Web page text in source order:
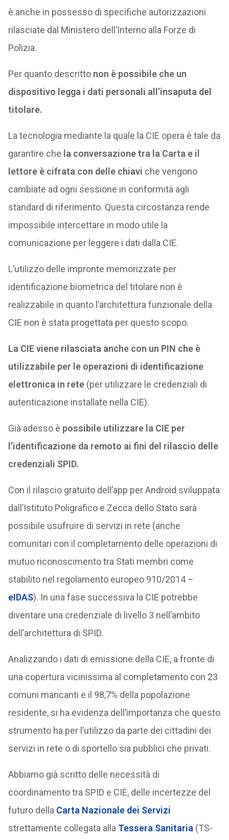
è anche in possesso di specifiche autorizzazioni
rilasciate dal Ministero dell’Interno alla Forze di
Polizia.
Per quanto descrittonon è possibile che un
dispositivo legga i dati personali all’insaputa del
titolare.
La tecnologia mediante la quale la CIE opera è tale da
garantire che la conversazione tra la Carta e il
lettore è cifrata con delle chiavi che vengono
cambiate ad ogni sessione in conformità agli
standard di riferimento. Questa circostanza rende
impossibile intercettare in modo utile la
comunicazione per leggere i dati dalla CIE.
L’utilizzo delle impronte memorizzate per
identificazione biometrica del titolare non è
realizzabile in quanto l’architettura funzionale della
CIE non è stata progettata per questo scopo.
La CIE viene rilasciata anche con un PIN che è
utilizzabile per le operazioni di identificazione
elettronica in rete(per utilizzare le credenziali di
autenticazione installate nella CIE).
Già adesso è possibile utilizzare la CIE per
l’identificazione da remoto ai fini del rilascio delle
credenziali SPID.
Con il rilascio gratuito dell’app per Android sviluppata
dall’Istituto Poligrafico e Zecca dello Stato sarà
possibile usufruire di servizi in rete (anche
comunitari con il completamento delle operazioni di
mutuo riconoscimento tra Stati membri come
stabilito nel regolamento europeo 910/2014 –
eIDAS). In una fase successiva la CIE potrebbe
diventare una credenziale di livello 3 nell’ambito
dell’architettura di SPID.
Analizzando i dati di emissione della CIE, a fronte di
una copertura vicinissima al completamento con 23
comuni mancanti e il 98,7% della popolazione
residente, si ha evidenza dell’importanza che questo
strumento ha per l’utilizzo da parte dei cittadini dei
servizi in rete o di sportello sia pubblici che privati.
Abbiamo già scritto delle necessità di
coordinamento tra SPID e CIE, delle incertezze del
futuro della Carta Nazionale dei Servizi
strettamente collegata alla Tessera Sanitaria (TS-